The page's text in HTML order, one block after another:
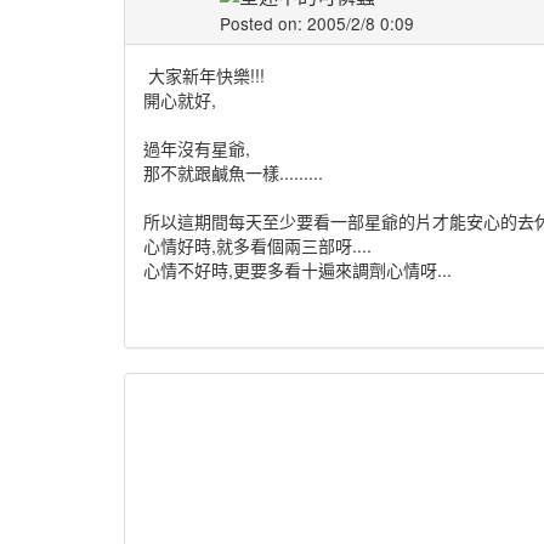
Posted on: 2005/2/8 0:09
大家新年快樂!!!
開心就好,
過年沒有星爺,
那不就跟鹹魚一樣.........
所以這期間每天至少要看一部星爺的片才能安心的去
心情好時,就多看個兩三部呀....
心情不好時,更要多看十遍來調劑心情呀...